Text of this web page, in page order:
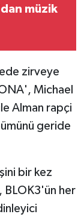
müzik
zirveye
Michael
Alman rapçi
geride
bir kez
BLOK3'ün her